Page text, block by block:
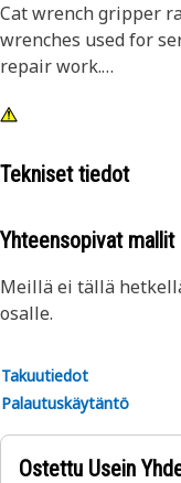
Cat wrench gripper
wrenches used for
repair work.
Attributes:
• Easy for one
Tekniset tiedot
Yhteensopivat mallit
Meillä ei tällä
osalle.
Takuutiedot
Palautuskäytäntö
Ostettu Usein